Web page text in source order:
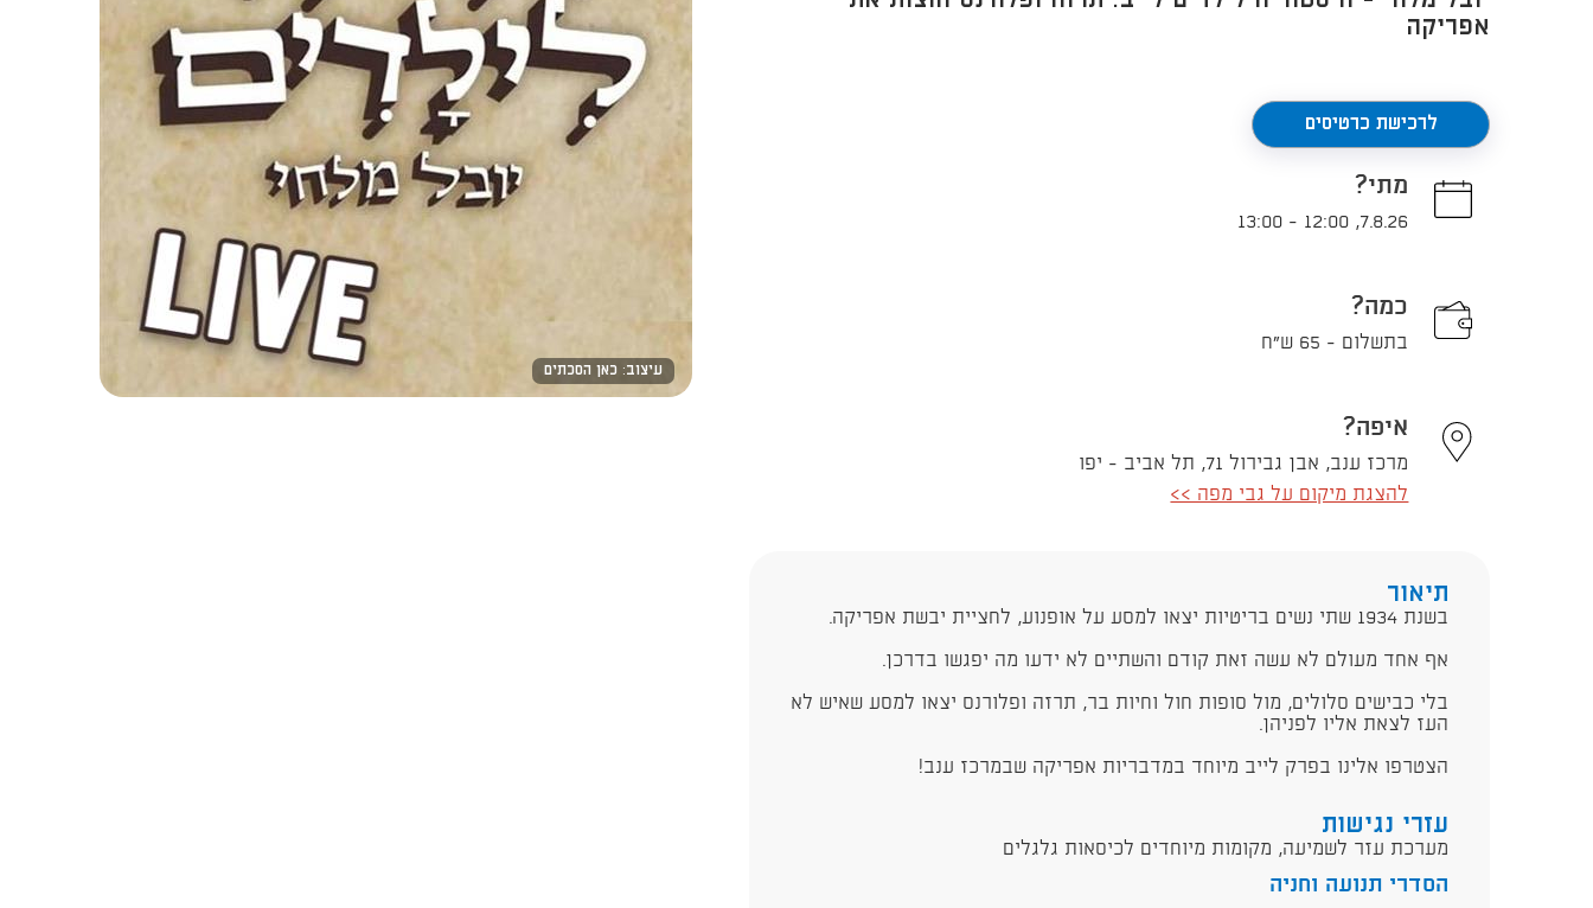
עיצוב: כאן הסכתים
אפריקה
לרכישת כרטיסים
מתי?
7.8.26
,
12:00
-
13:00
כמה?
בתשלום - 65 ש"ח
איפה?
מרכז ענב, אבן גבירול 71, תל אביב - יפו
להצגת מיקום על גבי מפה >>
תיאור
בשנת 1934 שתי נשים בריטיות יצאו למסע על אופנוע, לחציית יבשת אפריקה.
אף אחד מעולם לא עשה זאת קודם והשתיים לא ידעו מה יפגשו בדרכן.
בלי כבישים סלולים, מול סופות חול וחיות בר, תרזה ופלורנס יצאו למסע שאיש לא
העז לצאת אליו לפניהן.
הצטרפו אלינו בפרק לייב מיוחד במדבריות אפריקה שבמרכז ענב!​
עזרי נגישות
מערכת עזר לשמיעה, מקומות מיוחדים לכיסאות גלגלים
הסדרי תנועה וחניה